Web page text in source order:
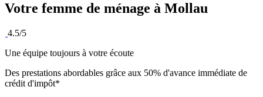
Votre femme de ménage à Mollau
4.5/5
Une équipe toujours à votre écoute
Des prestations abordables grâce aux 50% d'avance immédiate de
crédit d'impôt*